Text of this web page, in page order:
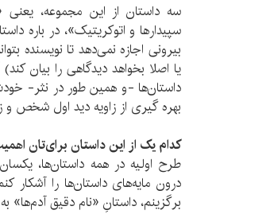
سه داستان از این مجموعه،
سپیدارها و اتوکریتیک»، در باره
بیرونی اجازه نمی‌دهد تا نویسنده
یا اصلا بخواهد دیدگاهی را بیان
داستان‌ها -و همین طور در نثر-
بهره گیری از زاویه دید اول شخص
کدام یک از این داستان‌ برای‌تان
طرح اولیه در همه داستان‌ها،
درون مایه‌های داستان‌ها را آشکار
برگزینم، داستانِ «نام دقیق آدم‌ها»